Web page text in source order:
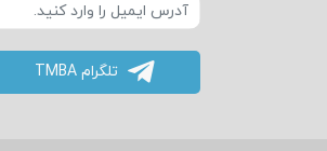
تلگرام TMBA